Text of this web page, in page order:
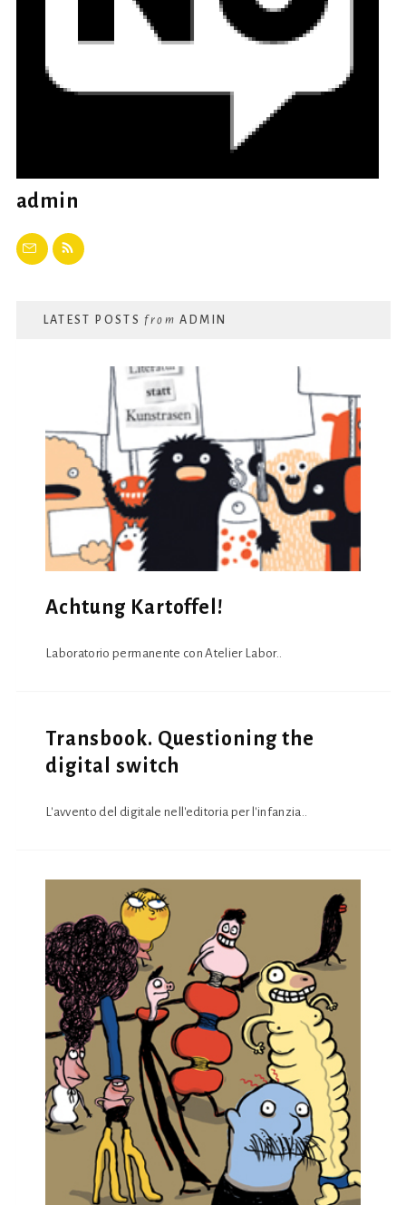
admin
LATEST POSTSfrom ADMIN
Achtung Kartoffel!
Laboratorio permanente con Atelier Labor..
Transbook. Questioning the
digital switch
L'avvento del digitale nell'editoria per l'infanzia..